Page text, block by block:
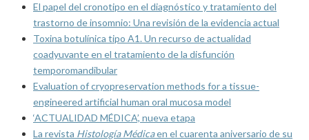
El papel del cronotipo en el diagnóstico y tratamiento del
trastorno de insomnio: Una revisión de la evidencia actual
Toxina botulínica tipo A1. Un recurso de actualidad
coadyuvante en el tratamiento de la disfunción
temporomandibular
Evaluation of cryopreservation methods for a tissue-
engineered artificial human oral mucosa model
‘ACTUALIDAD MÉDICA’, nueva etapa
La revista Histología Médicaen el cuarenta aniversario de su